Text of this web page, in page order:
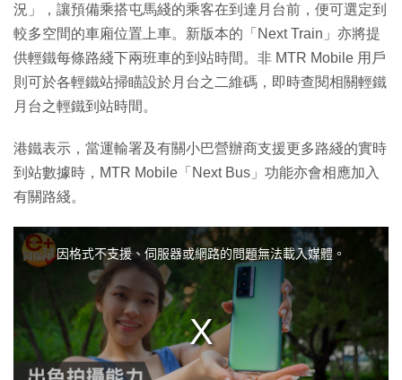
況」，讓預備乘搭屯馬綫的乘客在到達月台前，便可選定到
較多空間的車廂位置上車。新版本的「Next Train」亦將提
供輕鐵每條路綫下兩班車的到站時間。非 MTR Mobile 用戶
則可於各輕鐵站掃瞄設於月台之二維碼，即時查閱相關輕鐵
月台之輕鐵到站時間。
港鐵表示，當運輸署及有關小巴營辦商支援更多路綫的實時
到站數據時，MTR Mobile「Next Bus」功能亦會相應加入
有關路綫。
w
因格式不支援、伺服器或網路的問題無法載入媒體。